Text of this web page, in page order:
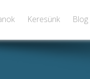
Keresünk Blog